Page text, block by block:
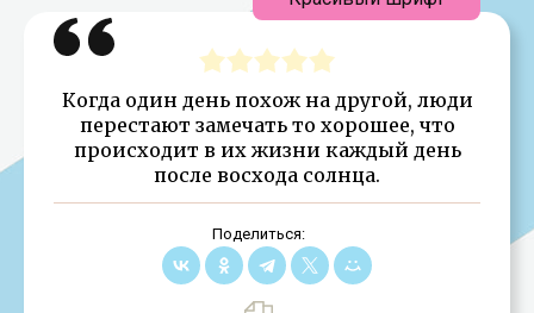
Когда один день похож на другой, люди
перестают замечать то хорошее, что
происходит в их жизни каждый день
после восхода солнца.
Поделиться: